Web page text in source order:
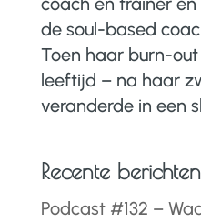
de soul-based
Toen haar burn-
leeftijd – na haar
veranderde in een
Recente berichten
Podcast #132 –